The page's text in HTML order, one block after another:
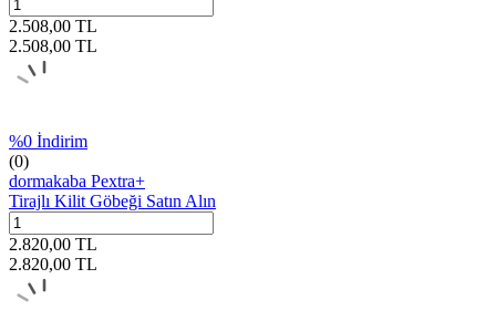
2.508,00 TL
2.508,00 TL
%0 İndirim
(0)
dormakaba Pextra+
Tirajlı Kilit Göbeği Satın Alın
2.820,00 TL
2.820,00 TL